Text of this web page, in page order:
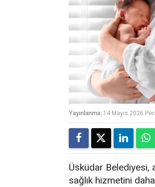
Yayınlanma: 14 Mayıs 2026
Üsküdar Belediyesi,
sağlık hizmetini